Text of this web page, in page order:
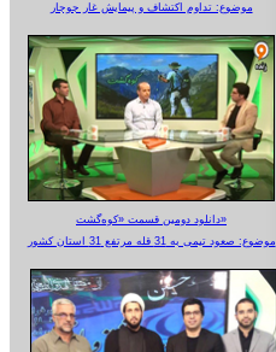
موضوع: تداوم اکتشاف و پیمایش غار جوجار
دانلود دومین قسمت «کوه‌گشت»
موضوع: صعود تیمی به 31 قله مرتفع 31 استان کشور